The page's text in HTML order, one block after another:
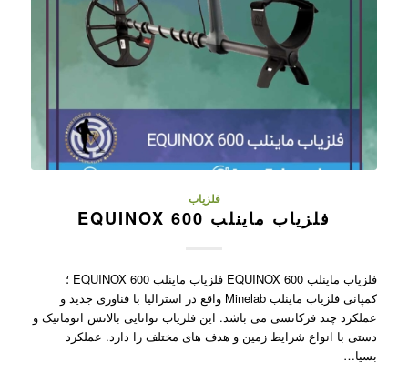
فلزیاب
فلزیاب ماینلب EQUINOX 600
فلزیاب ماینلب EQUINOX 600 فلزیاب ماینلب EQUINOX 600 ؛
کمپانی فلزیاب ماینلب Minelab واقع در استرالیا با فناوری جدید و
عملکرد چند فرکانسی می باشد. این فلزیاب توانایی بالانس اتوماتیک و
دستی با انواع شرایط زمین و هدف های مختلف را دارد. عملکرد
بسیا…